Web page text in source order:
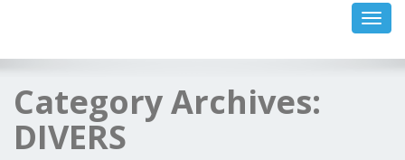
Category Archives:
DIVERS